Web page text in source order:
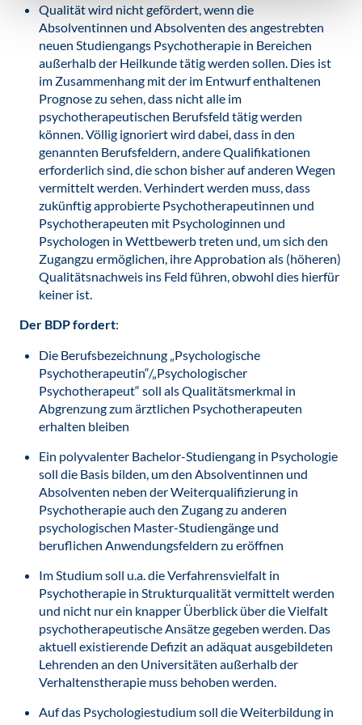
Qualität wird nicht gefördert, wenn die
Absolventinnen und Absolventen des angestrebten
neuen Studiengangs Psychotherapie in Bereichen
außerhalb der Heilkunde tätig werden sollen. Dies ist
im Zusammenhang mit der im Entwurf enthaltenen
Prognose zu sehen, dass nicht alle im
psychotherapeutischen Berufsfeld tätig werden
können. Völlig ignoriert wird dabei, dass in den
genannten Berufsfeldern, andere Qualifikationen
erforderlich sind, die schon bisher auf anderen Wegen
vermittelt werden. Verhindert werden muss, dass
zukünftig approbierte Psychotherapeutinnen und
Psychotherapeuten mit Psychologinnen und
Psychologen in Wettbewerb treten und, um sich den
Zugangzu ermöglichen, ihre Approbation als (höheren)
Qualitätsnachweis ins Feld führen, obwohl dies hierfür
keiner ist.
Der BDP fordert:
Die Berufsbezeichnung „Psychologische
Psychotherapeutin“/„Psychologischer
Psychotherapeut“ soll als Qualitätsmerkmal in
Abgrenzung zum ärztlichen Psychotherapeuten
erhalten bleiben
Ein polyvalenter Bachelor-Studiengang in Psychologie
soll die Basis bilden, um den Absolventinnen und
Absolventen neben der Weiterqualifizierung in
Psychotherapie auch den Zugang zu anderen
psychologischen Master-Studiengänge und
beruflichen Anwendungsfeldern zu eröffnen
Im Studium soll u.a. die Verfahrensvielfalt in
Psychotherapie in Strukturqualität vermittelt werden
und nicht nur ein knapper Überblick über die Vielfalt
psychotherapeutische Ansätze gegeben werden. Das
aktuell existierende Defizit an adäquat ausgebildeten
Lehrenden an den Universitäten außerhalb der
Verhaltenstherapie muss behoben werden.
Auf das Psychologiestudium soll die Weiterbildung in